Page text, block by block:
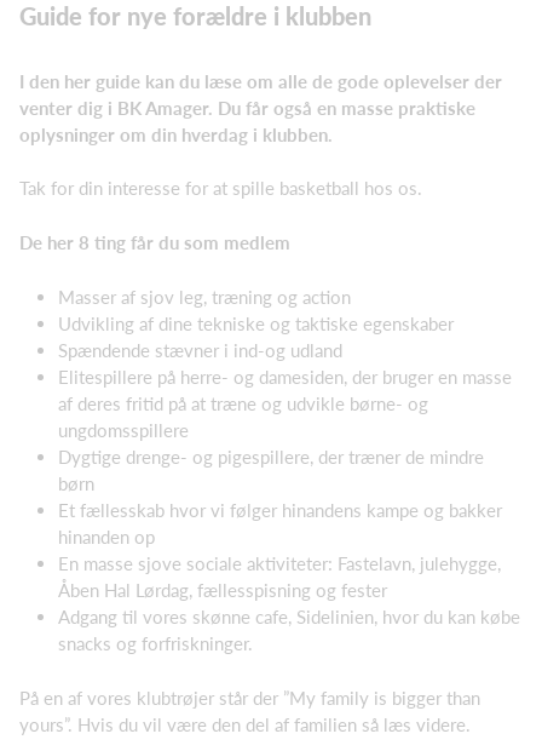
Guide for nye forældre i klubben
I den her guide kan du læse om alle de gode oplevelser der
venter dig i BK Amager. Du får også en masse praktiske
oplysninger om din hverdag i klubben.
Tak for din interesse for at spille basketball hos os.
De her 8 ting får du som medlem
Masser af sjov leg, træning og action
Udvikling af dine tekniske og taktiske egenskaber
Spændende stævner i ind-og udland
Elitespillere på herre- og damesiden, der bruger en masse
af deres fritid på at træne og udvikle børne- og
ungdomsspillere
Dygtige drenge- og pigespillere, der træner de mindre
børn
Et fællesskab hvor vi følger hinandens kampe og bakker
hinanden op
En masse sjove sociale aktiviteter: Fastelavn, julehygge,
Åben Hal Lørdag, fællesspisning og fester
Adgang til vores skønne cafe, Sidelinien, hvor du kan købe
snacks og forfriskninger.
På en af vores klubtrøjer står der ”My family is bigger than
yours”. Hvis du vil være den del af familien så læs videre.